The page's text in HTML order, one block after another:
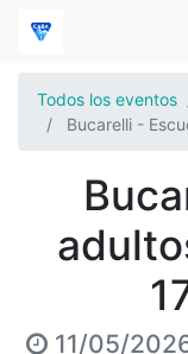
Todos los eventos
Bucarelli -
11/05/